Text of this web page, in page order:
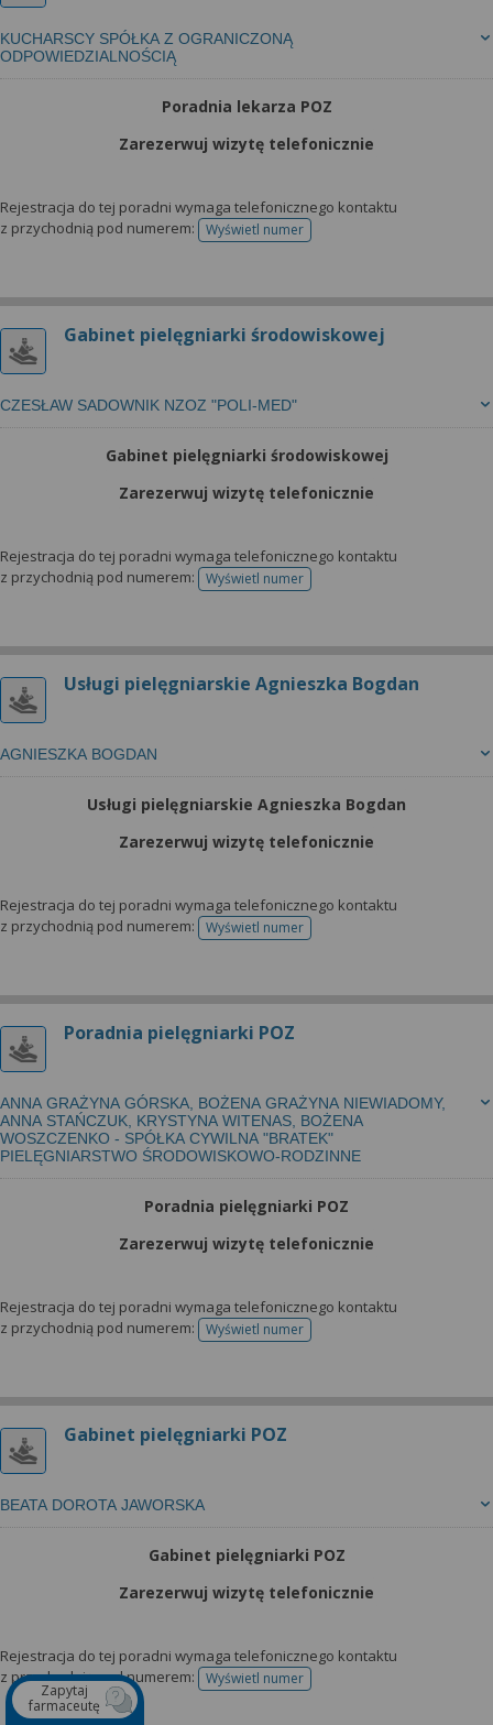
KUCHARSCY SPÓŁKA Z OGRANICZONĄ
ODPOWIEDZIALNOŚCIĄ
Poradnia lekarza POZ
Zarezerwuj wizytę telefonicznie
Rejestracja do tej poradni wymaga telefonicznego kontaktu
z przychodnią pod numerem:
Wyświetl numertelefonu do rejestracji
Gabinet pielęgniarki środowiskowej
CZESŁAW SADOWNIK NZOZ "POLI-MED"
Gabinet pielęgniarki środowiskowej
Zarezerwuj wizytę telefonicznie
Rejestracja do tej poradni wymaga telefonicznego kontaktu
z przychodnią pod numerem:
Wyświetl numertelefonu do rejestracji
Usługi pielęgniarskie Agnieszka Bogdan
AGNIESZKA BOGDAN
Usługi pielęgniarskie Agnieszka Bogdan
Zarezerwuj wizytę telefonicznie
Rejestracja do tej poradni wymaga telefonicznego kontaktu
z przychodnią pod numerem:
Wyświetl numertelefonu do rejestracji
Poradnia pielęgniarki POZ
ANNA GRAŻYNA GÓRSKA, BOŻENA GRAŻYNA NIEWIADOMY,
ANNA STAŃCZUK, KRYSTYNA WITENAS, BOŻENA
WOSZCZENKO - SPÓŁKA CYWILNA "BRATEK"
PIELĘGNIARSTWO ŚRODOWISKOWO-RODZINNE
Poradnia pielęgniarki POZ
Zarezerwuj wizytę telefonicznie
Rejestracja do tej poradni wymaga telefonicznego kontaktu
z przychodnią pod numerem:
Wyświetl numertelefonu do rejestracji
Gabinet pielęgniarki POZ
BEATA DOROTA JAWORSKA
Gabinet pielęgniarki POZ
Zarezerwuj wizytę telefonicznie
Rejestracja do tej poradni wymaga telefonicznego kontaktu
z przychodnią pod numerem:
Wyświetl numertelefonu do rejestracji
Zapytaj
farmaceutę